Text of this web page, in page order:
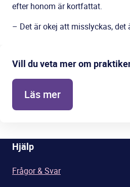
efter honom är kortfattat.
– Det är okej att misslyckas, det
Vill du veta mer om
Läs mer
Hjälp
Frågor & Svar